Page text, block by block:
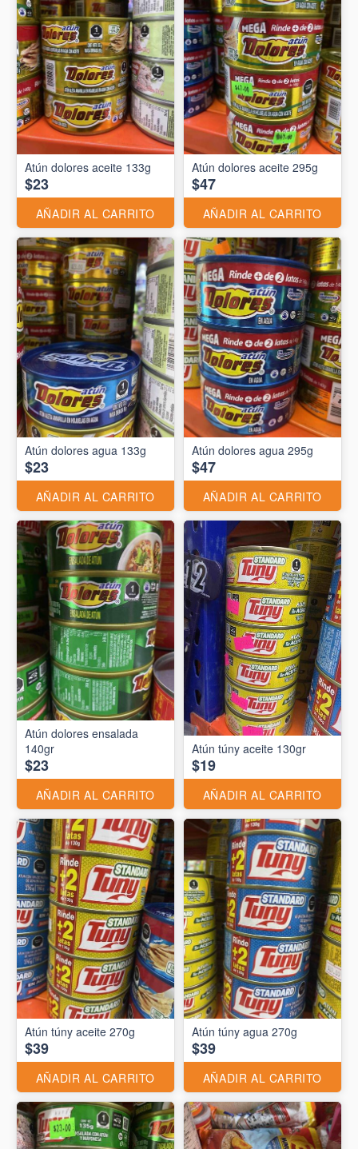
Atún dolores aceite 133g
$23
AÑADIR AL CARRITO
Atún dolores aceite 295g
$47
AÑADIR AL CARRITO
Atún dolores agua 133g
$23
AÑADIR AL CARRITO
Atún dolores agua 295g
$47
AÑADIR AL CARRITO
Atún dolores ensalada
140gr
$23
AÑADIR AL CARRITO
Atún túny aceite 130gr
$19
AÑADIR AL CARRITO
Atún túny aceite 270g
$39
AÑADIR AL CARRITO
Atún túny agua 270g
$39
AÑADIR AL CARRITO